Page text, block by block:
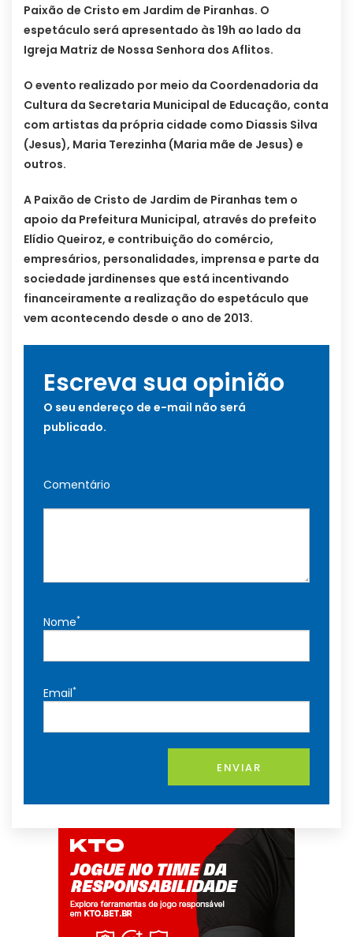
Paixão de Cristo em Jardim de Piranhas. O
espetáculo será apresentado às 19h ao lado da
Igreja Matriz de Nossa Senhora dos Aflitos.
O evento realizado por meio da Coordenadoria da
Cultura da Secretaria Municipal de Educação, conta
com artistas da própria cidade como Diassis Silva
(Jesus), Maria Terezinha (Maria mãe de Jesus) e
outros.
A Paixão de Cristo de Jardim de Piranhas tem o
apoio da Prefeitura Municipal, através do prefeito
Elídio Queiroz, e contribuição do comércio,
empresários, personalidades, imprensa e parte da
sociedade jardinenses que está incentivando
financeiramente a realização do espetáculo que
vem acontecendo desde o ano de 2013.
Escreva sua opinião
O seu endereço de e-mail não será
publicado.
Comentário
Nome*
Email*
ENVIAR